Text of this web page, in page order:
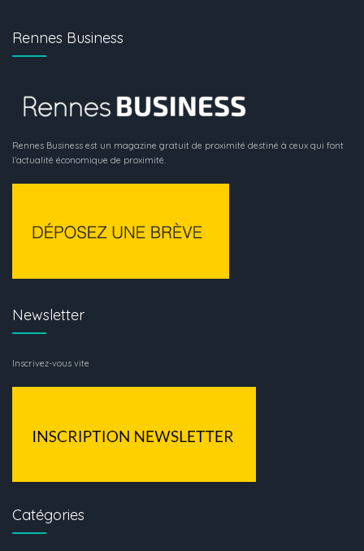
Rennes Business
Rennes Business est un magazine gratuit de proximité destiné à ceux qui font
l’actualité économique de proximité.
Newsletter
Inscrivez-vous vite
Catégories